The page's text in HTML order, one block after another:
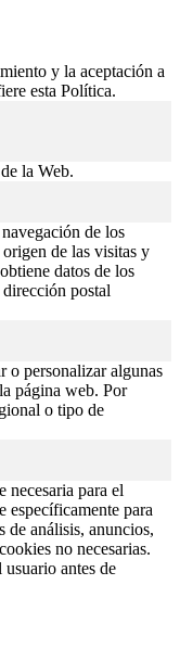
y la aceptación a
esta Política.
la Web.
de los
de las visitas y
datos de los
postal
o personalizar algunas
página web. Por
o tipo de
necesaria para el
para
de análisis, anuncios,
no necesarias.
antes de